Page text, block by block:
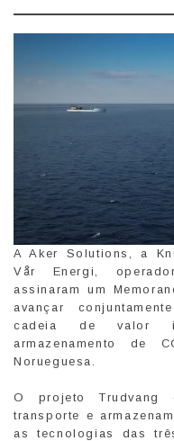
A Aker Solutions, a
Vår Energi,
assinaram um
avançar
cadeia de valor
armazenamento de
Norueguesa.
O projeto Trudvang
transporte e
as tecnologias das